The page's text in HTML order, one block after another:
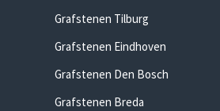
Grafstenen Tilburg
Grafstenen Eindhoven
Grafstenen Den Bosch
Grafstenen Breda